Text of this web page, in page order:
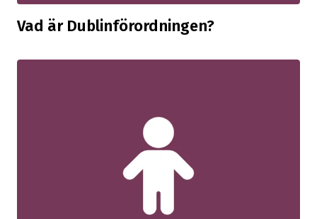
Vad är Dublinförordningen?